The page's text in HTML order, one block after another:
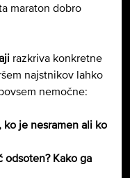
maraton dobro
razkriva konkretne
najstnikov lahko
nemočne:
ko je nesramen ali ko
odsoten? Kako ga